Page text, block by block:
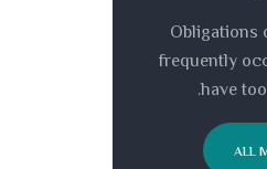
Obligations
frequently
have
ALL